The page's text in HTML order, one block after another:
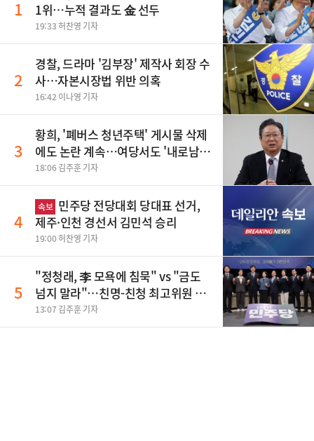
1
1위…누적 결과도 金 선두
19:33 허찬영 기자
2
경찰, 드라마 '김부장' 제작사 회장 수
사…자본시장법 위반 의혹
16:42 이나영 기자
3
황희, '폐버스 청년주택' 게시물 삭제
에도 논란 계속…여당서도 '내로남
불' 비판
18:06 김주훈 기자
4
속보 민주당 전당대회 당대표 선거,
제주·인천 경선서 김민석 승리
19:00 허찬영 기자
5
"정청래, 李 모욕에 침묵" vs "금도
넘지 말라"…친명-친청 최고위원 후
보, 제주서 격돌
13:07 김주훈 기자